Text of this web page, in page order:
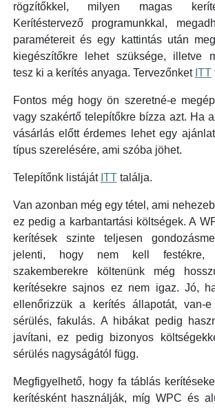
rögzítőkkel, milyen magas
Kerítéstervező programunkkal,
paramétereit és egy kattintás után
kiegészítőkre lehet szüksége, illetve
tesz ki a kerítés anyaga. Tervezőnket ITT
Fontos még hogy ön szeretné-e
vagy szakértő telepítőkre bízza azt. Ha
vásárlás előtt érdemes lehet egy
típus szerelésére, ami szóba jöhet.
Telepítőnk listáját ITTtalálja.
Van azonban még egy tétel, ami
ez pedig a karbantartási költségek. A
kerítések szinte teljesen
jelenti, hogy nem kell festékre,
szakemberekre költenünk még
kerítésekre sajnos ez nem igaz. Jó,
ellenőrizzük a kerítés állapotát, van-
sérülés, fakulás. A hibákat pedig
javítani, ez pedig bizonyos
sérülés nagyságától függ.
Megfigyelhető, hogy fa táblás
kerítésként használják, míg WPC és